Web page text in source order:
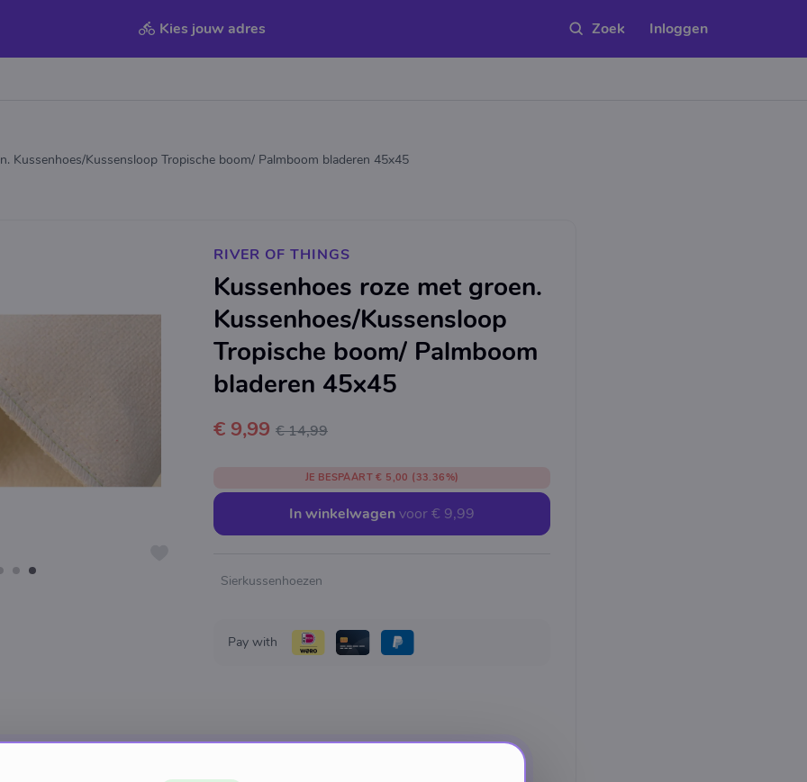
Kies jouw adres Inloggen
Kussenhoes/Kussensloop Tropische boom/ Palmboom bladeren 45x45
RIVER OF THINGS
Kussenhoes roze met groen.
Kussenhoes/Kussensloop
Tropische boom/ Palmboom
bladeren 45x45
€ 9,99 € 14,99
JE BESPAART € 5,00 (33.36%)
In winkelwagenvoor€ 9,99
Sierkussenhoezen
Pay with